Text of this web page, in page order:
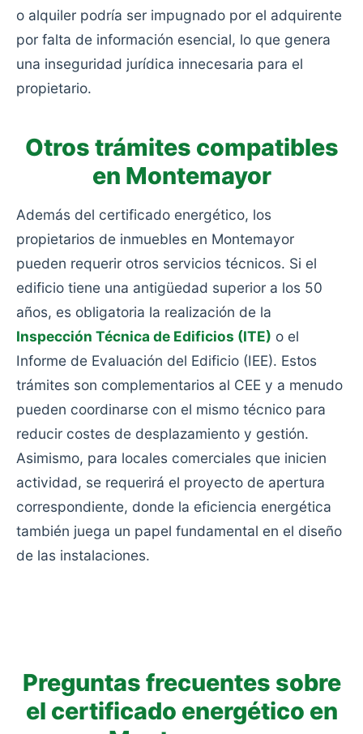
o alquiler podría ser impugnado por el adquirente
por falta de información esencial, lo que genera
una inseguridad jurídica innecesaria para el
propietario.
Otros trámites compatibles
en Montemayor
Además del certificado energético, los
propietarios de inmuebles en Montemayor
pueden requerir otros servicios técnicos. Si el
edificio tiene una antigüedad superior a los 50
años, es obligatoria la realización de la
Inspección Técnica de Edificios (ITE) o el
Informe de Evaluación del Edificio (IEE). Estos
trámites son complementarios al CEE y a menudo
pueden coordinarse con el mismo técnico para
reducir costes de desplazamiento y gestión.
Asimismo, para locales comerciales que inicien
actividad, se requerirá el proyecto de apertura
correspondiente, donde la eficiencia energética
también juega un papel fundamental en el diseño
de las instalaciones.
Preguntas frecuentes sobre
el certificado energético en